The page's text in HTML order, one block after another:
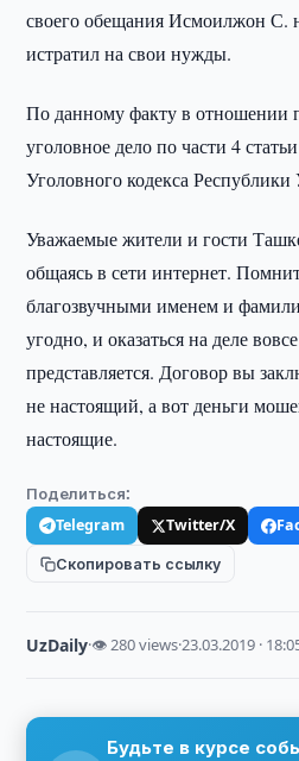
своего обещания Исмоилжон С.
истратил на свои нужды.
По данному факту в отношении
уголовное дело по части 4
Уголовного кодекса Республики
Уважаемые жители и гости
общаясь в сети интернет.
благозвучными именем и
угодно, и оказаться на деле
представляется. Договор вы
не настоящий, а вот деньги
настоящие.
Поделиться:
Telegram Twitter/X
Скопировать ссылку
UzDaily·👁 280 views·23.03.2019 ·
Будьте в курсе